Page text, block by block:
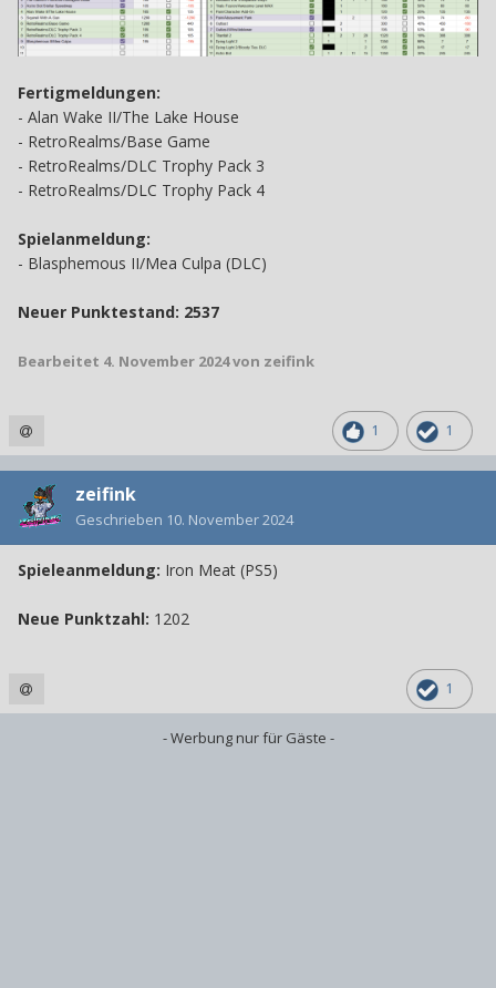
Fertigmeldungen:
- Alan Wake II/The Lake House
- RetroRealms/Base Game
- RetroRealms/DLC Trophy Pack 3
- RetroRealms/DLC Trophy Pack 4
Spielanmeldung:
- Blasphemous II/Mea Culpa (DLC)
Neuer Punktestand: 2537
Bearbeitet 4. November 2024von zeifink
1 1
zeifink
Geschrieben 10. November 2024
Spieleanmeldung: Iron Meat (PS5)
Neue Punktzahl: 1202
1
- Werbung nur für Gäste -